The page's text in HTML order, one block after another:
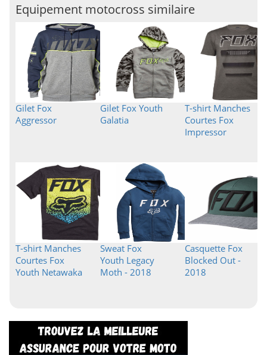
Equipement motocross similaire
Gilet Fox
Aggressor
Gilet Fox Youth
Galatia
T-shirt Manches
Courtes Fox
Impressor
T-shirt Manches
Courtes Fox
Youth Netawaka
Sweat Fox
Youth Legacy
Moth - 2018
Casquette Fox
Blocked Out -
2018